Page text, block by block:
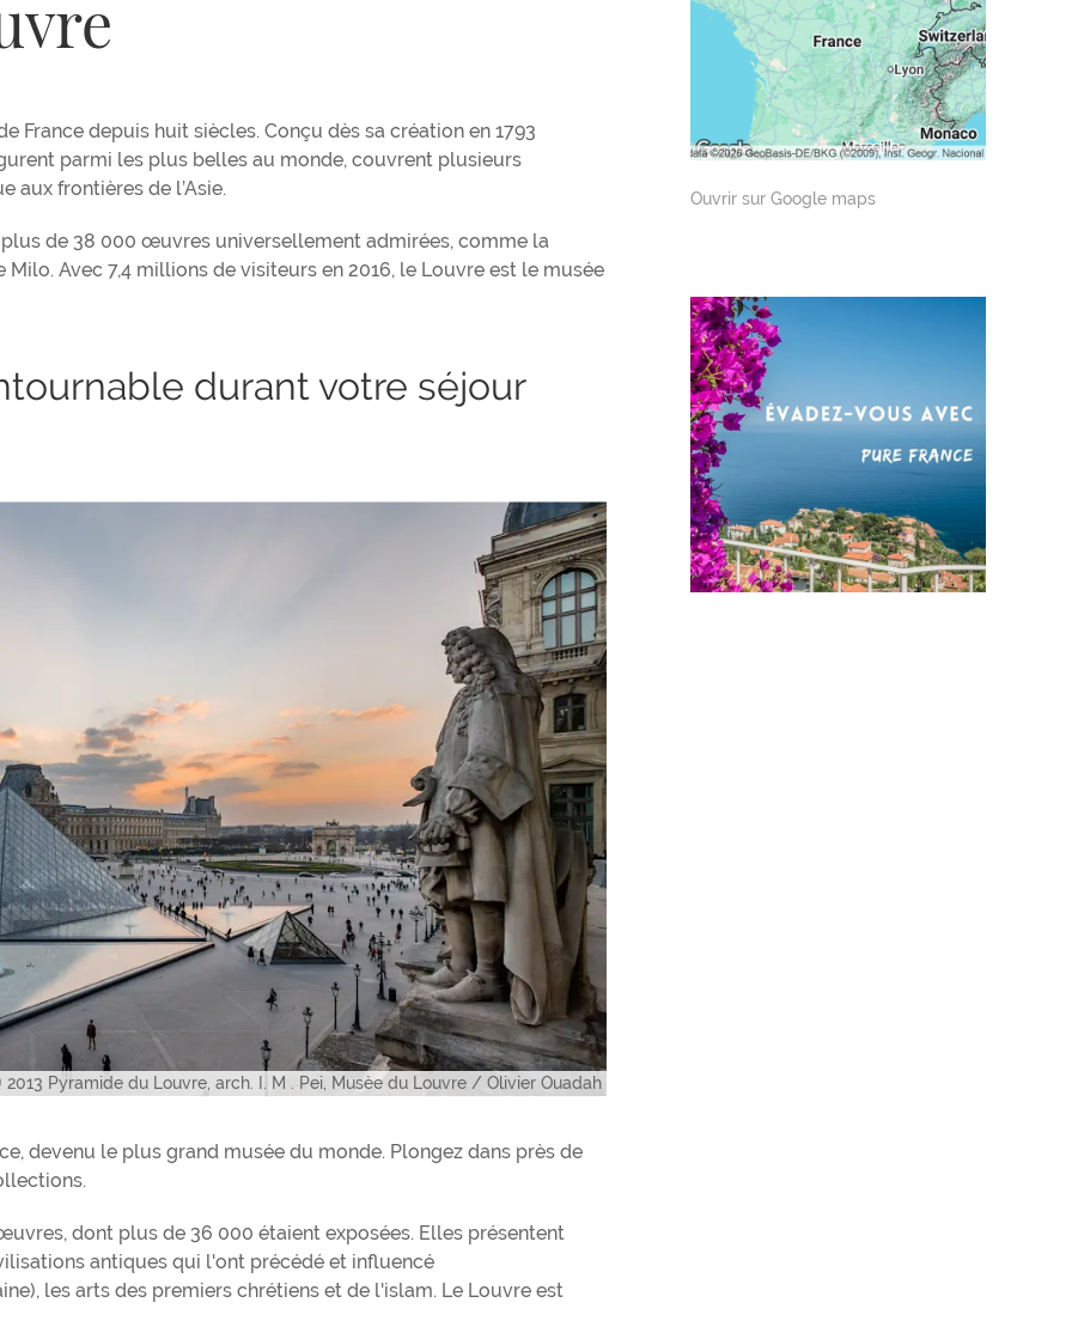
France depuis huit siècles. Conçu dès sa création en 1793
parmi les plus belles au monde, couvrent plusieurs
aux frontières de l’Asie.
de 38 000 œuvres universellement admirées, comme la
Avec 7,4 millions de visiteurs en 2016, le Louvre est le musée
durant votre séjour
Pyramide du Louvre, arch. I. M . Pei, Musèe du Louvre / Olivier Ouadah
devenu le plus grand musée du monde. Plongez dans près de
dont plus de 36 000 étaient exposées. Elles présentent
antiques qui l'ont précédé et influencé
les arts des premiers chrétiens et de l'islam. Le Louvre est
Ouvrir sur Google maps